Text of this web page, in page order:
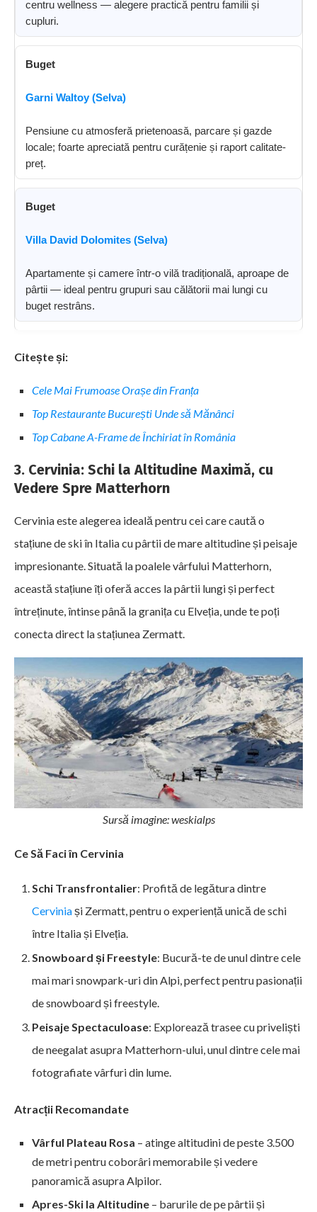
centru wellness — alegere practică pentru familii și
cupluri.
Buget
Garni Waltoy (Selva)
Pensiune cu atmosferă prietenoasă, parcare și gazde
locale; foarte apreciată pentru curățenie și raport calitate-
preț.
Buget
Villa David Dolomites (Selva)
Apartamente și camere într-o vilă tradițională, aproape de
pârtii — ideal pentru grupuri sau călătorii mai lungi cu
buget restrâns.
Citește și:
Cele Mai Frumoase Orașe din Franța
Top Restaurante București Unde să Mănânci
Top Cabane A-Frame de Închiriat în România
3. Cervinia: Schi la Altitudine Maximă, cu
Vedere Spre Matterhorn
Cervinia este alegerea ideală pentru cei care caută o
stațiune de ski în Italia cu pârtii de mare altitudine și peisaje
impresionante. Situată la poalele vârfului Matterhorn,
această stațiune îți oferă acces la pârtii lungi și perfect
întreținute, întinse până la granița cu Elveția, unde te poți
conecta direct la stațiunea Zermatt.
Sursă imagine: weskialps
Ce Să Faci în Cervinia
Schi Transfrontalier: Profită de legătura dintre
Cerviniași Zermatt, pentru o experiență unică de schi
între Italia și Elveția.
Snowboard și Freestyle: Bucură-te de unul dintre cele
mai mari snowpark-uri din Alpi, perfect pentru pasionații
de snowboard și freestyle.
Peisaje Spectaculoase: Explorează trasee cu priveliști
de neegalat asupra Matterhorn-ului, unul dintre cele mai
fotografiate vârfuri din lume.
Atracții Recomandate
Vârful Plateau Rosa – atinge altitudini de peste 3.500
de metri pentru coborâri memorabile și vedere
panoramică asupra Alpilor.
Apres-Ski la Altitudine – barurile de pe pârtii și